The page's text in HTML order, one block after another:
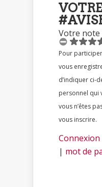
Votre note
Pour participer à ce forum, vous
vous
d’indiquer ci-
personnel qui vous a
vous n’êtes
vous inscrire.
Connexion
| mot de